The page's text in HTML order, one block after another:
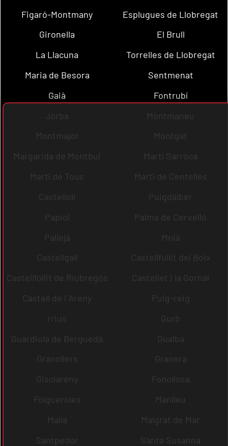
Figaró-Montmany
Esplugues de Llobregat
Gironella
El Brull
La Llacuna
Torrelles de Llobregat
Maria de Besora
Sentmenat
Gaià
Fontrubí
Jorba
Montmaneu
Montmajor
Montgat
Margarida de Montbui
Martí Sarroca
Martí de Tous
Martí de Centelles
Castellolí
Puigdàlber
Papiol
Palma de Cervelló
Pallejà
Moià
Castellgalí
Castellfullit del Boix
Castellfollit de Riubregós
Castellet i la Gornal
Castell de l´Areny
Puig-reig
rrius
Gurb
Guardiola de Berguedà
Gualba
Granollers
Granera
Gisclareny
Fonollosa
Folgueroles
Manlleu
Malla
Malgrat de Mar
Santpedor
Santa Susanna